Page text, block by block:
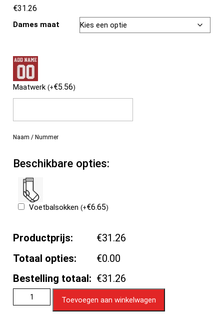
€31.26
Dames maat
Maatwerk(+€5.56)
Naam / Nummer
Beschikbare opties:
Voetbalsokken(+€6.65)
Productprijs:
€31.26
Totaal opties:
€0.00
Bestelling totaal: €31.26
Toevoegen aan winkelwagen